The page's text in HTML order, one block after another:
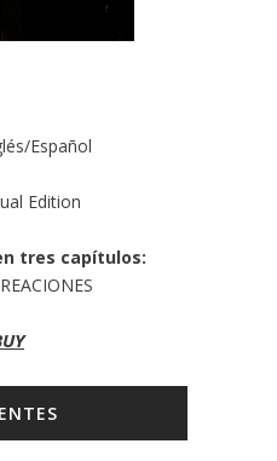
Español
Edition
tres capítulos: